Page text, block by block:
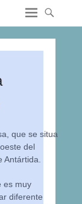
que se situa
del
Antártida.
es muy
diferente